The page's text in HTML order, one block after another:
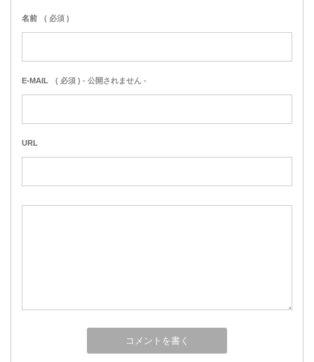
名前 ( 必須 )
E-MAIL ( 必須 ) - 公開されません -
URL